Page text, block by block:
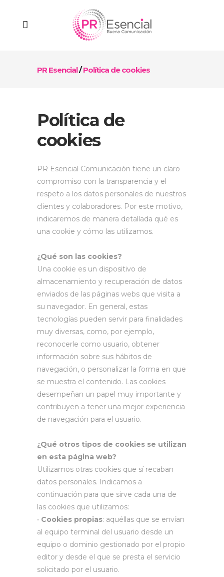
PR Esencial/Política de cookies
Política de
cookies
PR Esencial Comunicación tiene un claro
compromiso con la transparencia y el
respeto a los datos personales de nuestros
clientes y colaboradores. Por este motivo,
indicaremos de manera detallada qué es
una cookie y cómo las utilizamos.
¿Qué son las cookies?
Una cookie es un dispositivo de
almacenamiento y recuperación de datos
enviados de las páginas webs que visita a
su navegador. En general, estas
tecnologías pueden servir para finalidades
muy diversas, como, por ejemplo,
reconocerle como usuario, obtener
información sobre sus hábitos de
navegación, o personalizar la forma en que
se muestra el contenido. Las cookies
desempeñan un papel muy importante y
contribuyen a tener una mejor experiencia
de navegación para el usuario.
¿Qué otros tipos de cookies se utilizan
en esta página web?
Utilizamos otras cookies que sí recaban
datos personales. Indicamos a
continuación para que sirve cada una de
las cookies que utilizamos:
• Cookies propias: aquéllas que se envían
al equipo terminal del usuario desde un
equipo o dominio gestionado por el propio
editor y desde el que se presta el servicio
solicitado por el usuario.